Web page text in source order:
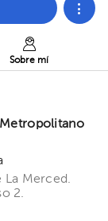
Sobre mí
Metropolitano
La Merced.
2.